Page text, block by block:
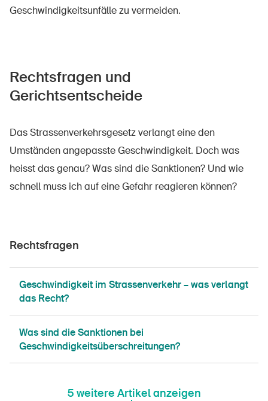
Geschwindigkeitsunfälle zu vermeiden.
Rechtsfragen und
Gerichtsentscheide
Das Strassenverkehrsgesetz verlangt eine den
Umständen angepasste Geschwindigkeit. Doch was
heisst das genau? Was sind die Sanktionen? Und wie
schnell muss ich auf eine Gefahr reagieren können?
Rechtsfragen
Geschwindigkeit im Strassenverkehr – was verlangt
das Recht?
Was sind die Sanktionen bei
Geschwindigkeitsüberschreitungen?
5 weitere Artikel anzeigen